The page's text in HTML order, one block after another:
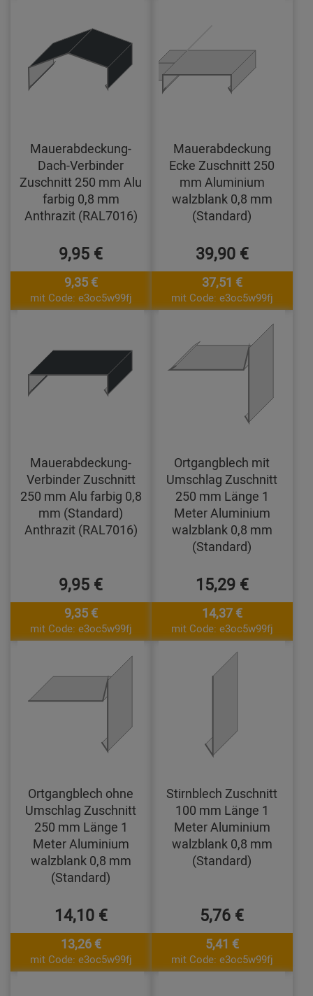
Mauerabdeckung-
Dach-Verbinder
Zuschnitt 250 mm Alu
farbig 0,8 mm
Anthrazit (RAL7016)
9,95 €
9,35 €
mit Code: e3oc5w99fj
Mauerabdeckung
Ecke Zuschnitt 250
mm Aluminium
walzblank 0,8 mm
(Standard)
39,90 €
37,51 €
mit Code: e3oc5w99fj
Mauerabdeckung-
Verbinder Zuschnitt
250 mm Alu farbig 0,8
mm (Standard)
Anthrazit (RAL7016)
9,95 €
9,35 €
mit Code: e3oc5w99fj
Ortgangblech mit
Umschlag Zuschnitt
250 mm Länge 1
Meter Aluminium
walzblank 0,8 mm
(Standard)
15,29 €
14,37 €
mit Code: e3oc5w99fj
Ortgangblech ohne
Umschlag Zuschnitt
250 mm Länge 1
Meter Aluminium
walzblank 0,8 mm
(Standard)
14,10 €
13,26 €
mit Code: e3oc5w99fj
Stirnblech Zuschnitt
100 mm Länge 1
Meter Aluminium
walzblank 0,8 mm
(Standard)
5,76 €
5,41 €
mit Code: e3oc5w99fj